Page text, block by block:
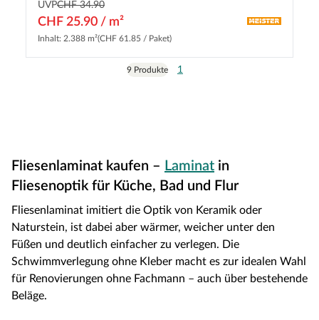
UVPCHF 34.90
CHF 25.90 / m²
Inhalt: 2.388 m²(CHF 61.85 / Paket)
9 Produkte 1
Fliesenlaminat kaufen – Laminat in
Fliesenoptik für Küche, Bad und Flur
Fliesenlaminat imitiert die Optik von Keramik oder
Naturstein, ist dabei aber wärmer, weicher unter den
Füßen und deutlich einfacher zu verlegen. Die
Schwimmverlegung ohne Kleber macht es zur idealen Wahl
für Renovierungen ohne Fachmann – auch über bestehende
Beläge.